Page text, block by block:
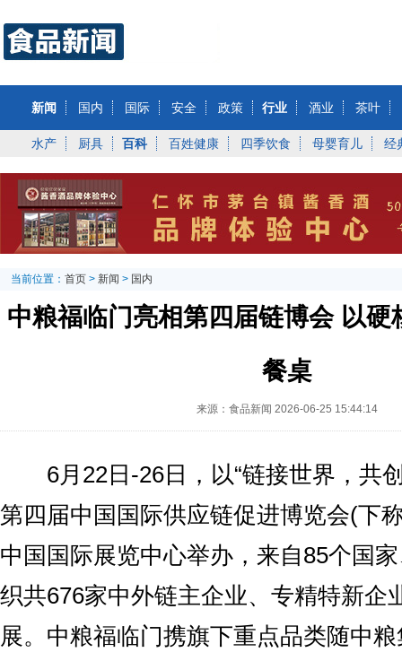
新闻 国内 国际 安全 政策 行业 酒业 茶叶
水产 厨具 百科 百姓健康 四季饮食 母婴育儿 经
当前位置： 首页 > 新闻 > 国内
中粮福临门亮相第四届链博会 以硬
餐桌
来源：食品新闻 2026-06-25 15:44:14
6月22日-26日，以“链接世界，共
第四届中国国际供应链促进博览会(下
中国国际展览中心举办，来自85个国
织共676家中外链主企业、专精特新企
展。中粮福临门携旗下重点品类随中